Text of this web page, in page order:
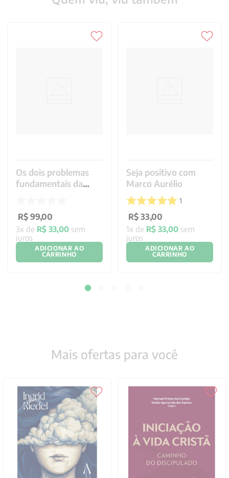
Os dois problemas
fundamentais da
R$ 99,00
3x de R$ 33,00 sem
juros
ADICIONAR AO
CARRINHO
Seja positivo com
Marco Aurélio
1
R$ 33,00
1x de R$ 33,00 sem
juros
ADICIONAR AO
CARRINHO
Mais ofertas para você